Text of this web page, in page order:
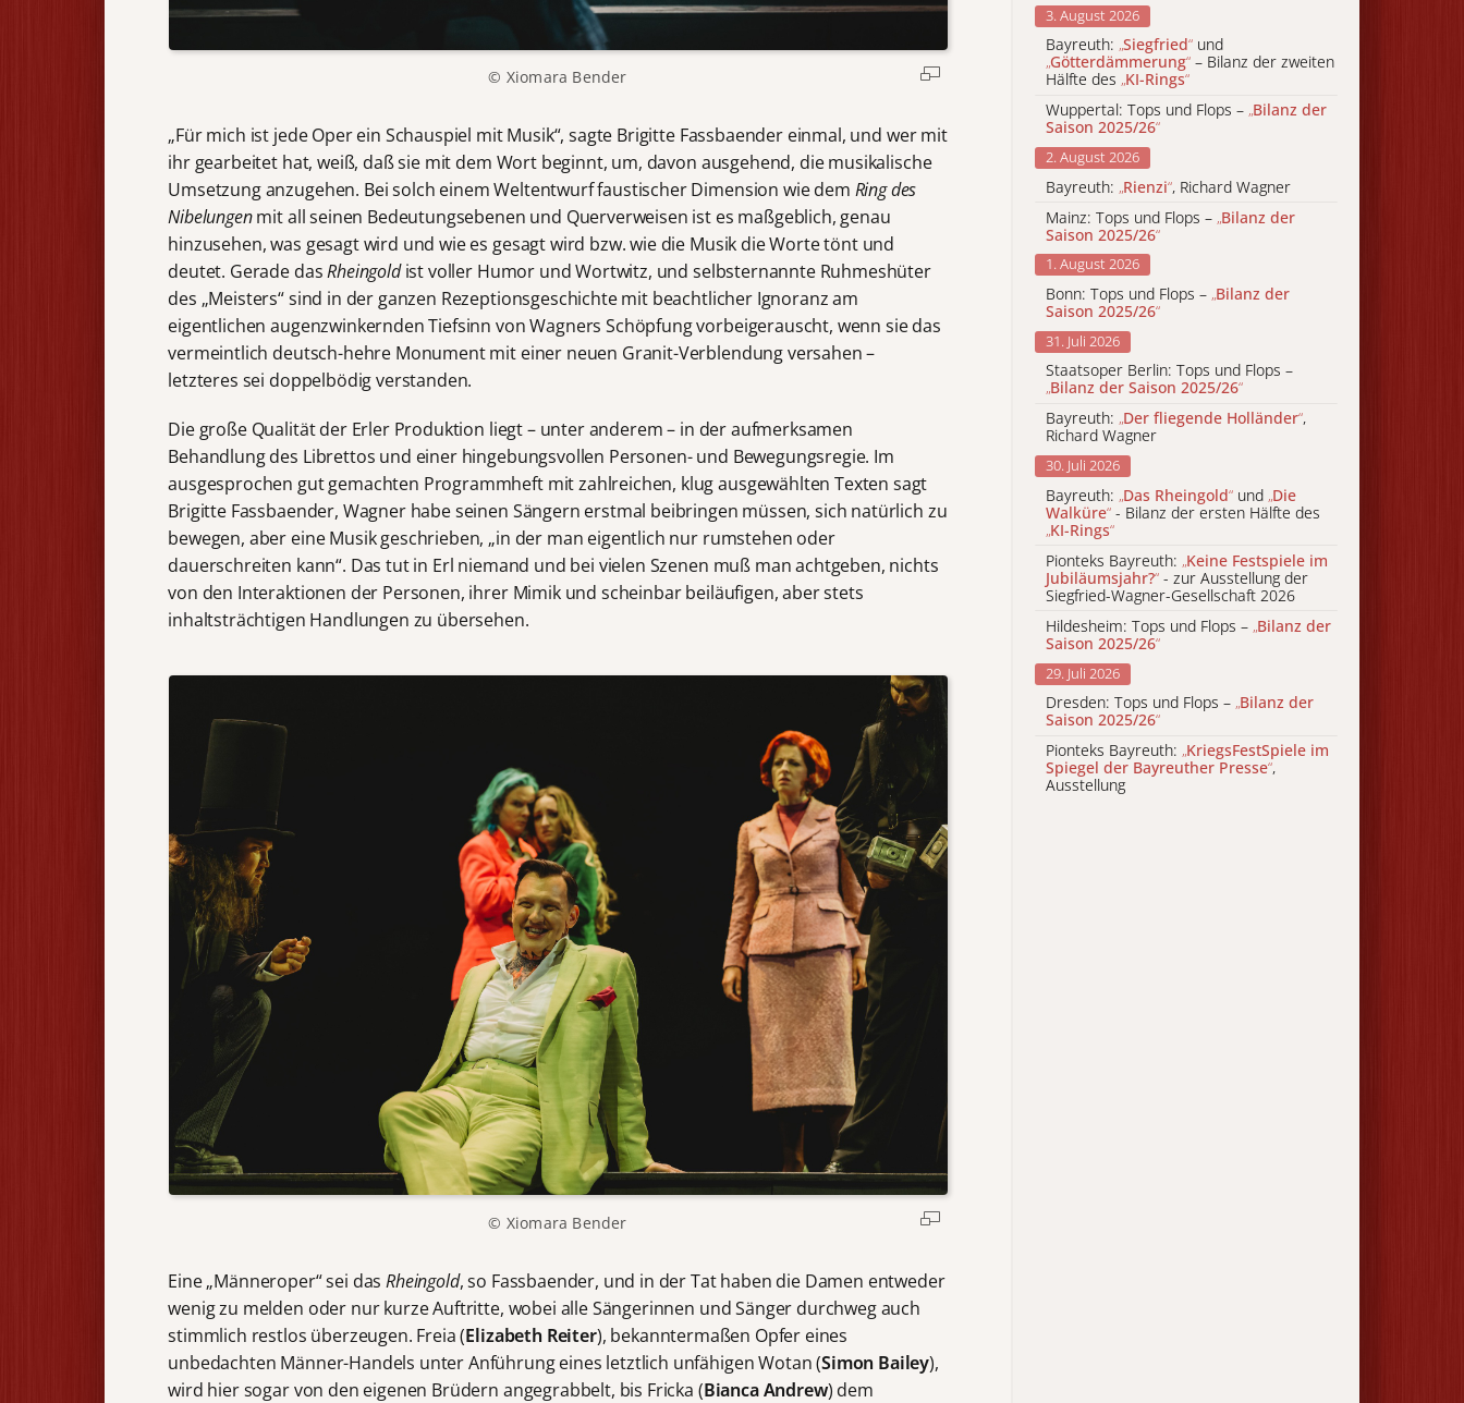
© Xiomara Bender
„Für mich ist jede Oper ein Schauspiel mit Musik“, sagte Brigitte Fassbaender einmal, und wer mit
ihr gearbeitet hat, weiß, daß sie mit dem Wort beginnt, um, davon ausgehend, die musikalische
Umsetzung anzugehen. Bei solch einem Weltentwurf faustischer Dimension wie dem Ring des
Nibelungenmit all seinen Bedeutungsebenen und Querverweisen ist es maßgeblich, genau
hinzusehen, was gesagt wird und wie es gesagt wird bzw. wie die Musik die Worte tönt und
deutet. Gerade dasRheingoldist voller Humor und Wortwitz, und selbsternannte Ruhmeshüter
des „Meisters“ sind in der ganzen Rezeptionsgeschichte mit beachtlicher Ignoranz am
eigentlichen augenzwinkernden Tiefsinn von Wagners Schöpfung vorbeigerauscht, wenn sie das
vermeintlich deutsch-hehre Monument mit einer neuen Granit-Verblendung versahen –
letzteres sei doppelbödig verstanden.
Die große Qualität der Erler Produktion liegt – unter anderem – in der aufmerksamen
Behandlung des Librettos und einer hingebungsvollen Personen- und Bewegungsregie. Im
ausgesprochen gut gemachten Programmheft mit zahlreichen, klug ausgewählten Texten sagt
Brigitte Fassbaender, Wagner habe seinen Sängern erstmal beibringen müssen, sich natürlich zu
bewegen, aber eine Musik geschrieben, „in der man eigentlich nur rumstehen oder
dauerschreiten kann“. Das tut in Erl niemand und bei vielen Szenen muß man achtgeben, nichts
von den Interaktionen der Personen, ihrer Mimik und scheinbar beiläufigen, aber stets
inhaltsträchtigen Handlungen zu übersehen.
© Xiomara Bender
Eine „Männeroper“ sei dasRheingold, so Fassbaender, und in der Tat haben die Damen entweder
wenig zu melden oder nur kurze Auftritte, wobei alle Sängerinnen und Sänger durchweg auch
stimmlich restlos überzeugen. Freia (Elizabeth Reiter), bekanntermaßen Opfer eines
unbedachten Männer-Handels unter Anführung eines letztlich unfähigen Wotan (Simon Bailey),
wird hier sogar von den eigenen Brüdern angegrabbelt, bis Fricka (Bianca Andrew) dem
3. August 2026
Bayreuth: „Siegfried“ und
„Götterdämmerung“ – Bilanz der zweiten
Hälfte des „KI-Rings“
Wuppertal: Tops und Flops – „Bilanz der
Saison 2025/26“
2. August 2026
Bayreuth: „Rienzi“, Richard Wagner
Mainz: Tops und Flops – „Bilanz der
Saison 2025/26“
1. August 2026
Bonn: Tops und Flops – „Bilanz der
Saison 2025/26“
31. Juli 2026
Staatsoper Berlin: Tops und Flops –
„Bilanz der Saison 2025/26“
Bayreuth: „Der fliegende Holländer“,
Richard Wagner
30. Juli 2026
Bayreuth: „Das Rheingold“ und „Die
Walküre“ - Bilanz der ersten Hälfte des
„KI-Rings“
Pionteks Bayreuth: „Keine Festspiele im
Jubiläumsjahr?“ - zur Ausstellung der
Siegfried-Wagner-Gesellschaft 2026
Hildesheim: Tops und Flops – „Bilanz der
Saison 2025/26“
29. Juli 2026
Dresden: Tops und Flops – „Bilanz der
Saison 2025/26“
Pionteks Bayreuth: „KriegsFestSpiele im
Spiegel der Bayreuther Presse“,
Ausstellung